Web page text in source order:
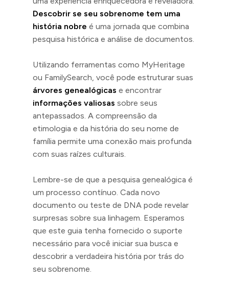
Descobrir se seu sobrenome tem uma
história nobre é uma jornada que combina
pesquisa histórica e análise de documentos.
Utilizando ferramentas como MyHeritage
ou FamilySearch, você pode estruturar suas
árvores genealógicas e encontrar
informações valiosas sobre seus
antepassados. A compreensão da
etimologia e da história do seu nome de
família permite uma conexão mais profunda
com suas raízes culturais.
Lembre-se de que a pesquisa genealógica é
um processo contínuo. Cada novo
documento ou teste de DNA pode revelar
surpresas sobre sua linhagem. Esperamos
que este guia tenha fornecido o suporte
necessário para você iniciar sua busca e
descobrir a verdadeira história por trás do
seu sobrenome.